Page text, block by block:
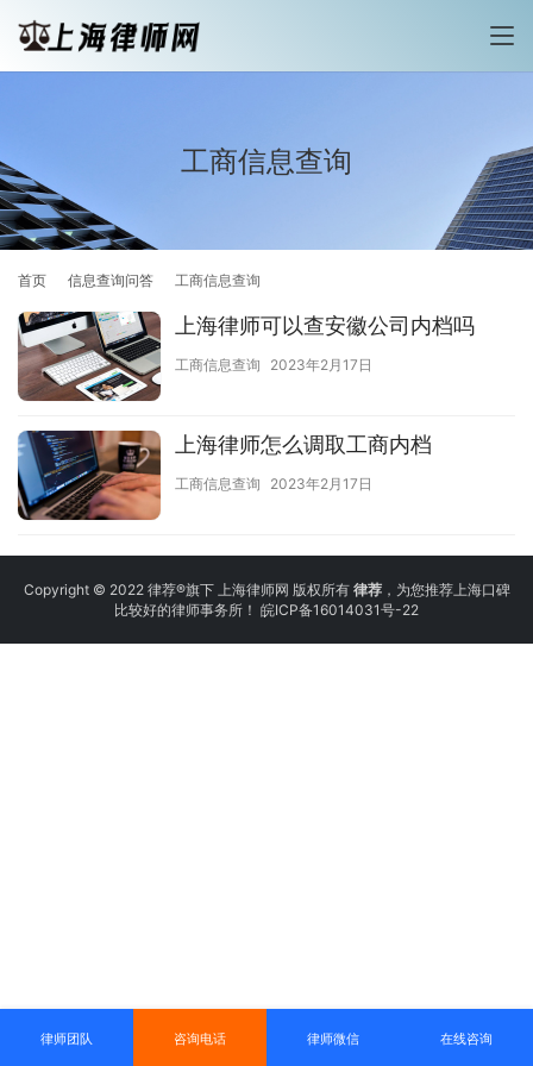
工商信息查询
首页 信息查询问答 工商信息查询
上海律师可以查安徽公司内档吗
工商信息查询 2023年2月17日
上海律师怎么调取工商内档
工商信息查询 2023年2月17日
Copyright © 2022 律荐®旗下 上海律师网 版权所有 律荐，为您推荐上海口碑
比较好的律师事务所！ 皖ICP备16014031号-22
律师团队 咨询电话 律师微信 在线咨询